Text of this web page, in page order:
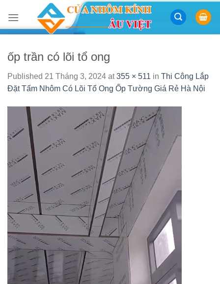
content
ốp trần có lõi tổ ong
Published 21 Tháng 3, 2024 at355 × 511 in Thi Công Lắp
Đặt Tấm Nhôm Có Lõi Tổ Ong Ốp Tường Giá Rẻ Hà Nội